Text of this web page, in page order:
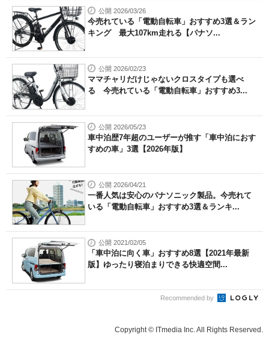
公開 2026/03/26
今売れている「電動自転車」おすすめ3選＆ラン
キング 最大107km走れる【パナソ...
公開 2026/02/23
ママチャリだけじゃないクロスタイプも選べ
る 今売れている「電動自転車」おすすめ3...
公開 2026/05/23
車中泊歴7年超のユーザーが推す「車中泊におす
すめの車」3選【2026年版】
公開 2026/04/21
一番人気は安心のパナソニック製品。今売れて
いる「電動自転車」おすすめ3選＆ランキ...
公開 2021/02/05
「車中泊に向く車」おすすめ8選【2021年最新
版】ゆったり寝泊まりできる快適空間...
Recommended by
Copyright © ITmedia Inc. All Rights Reserved.